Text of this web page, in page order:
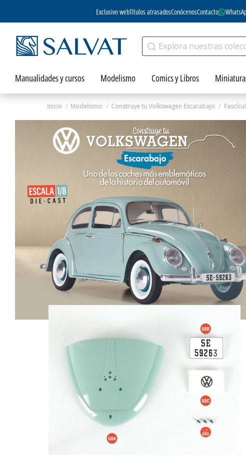
Exclusivo webTítulos atrasadosConócenosContacto
Manualidades y cursos Modelismo Comics y Libros
Inicio Modelismo Construye tu Volkswagen Escarabajo